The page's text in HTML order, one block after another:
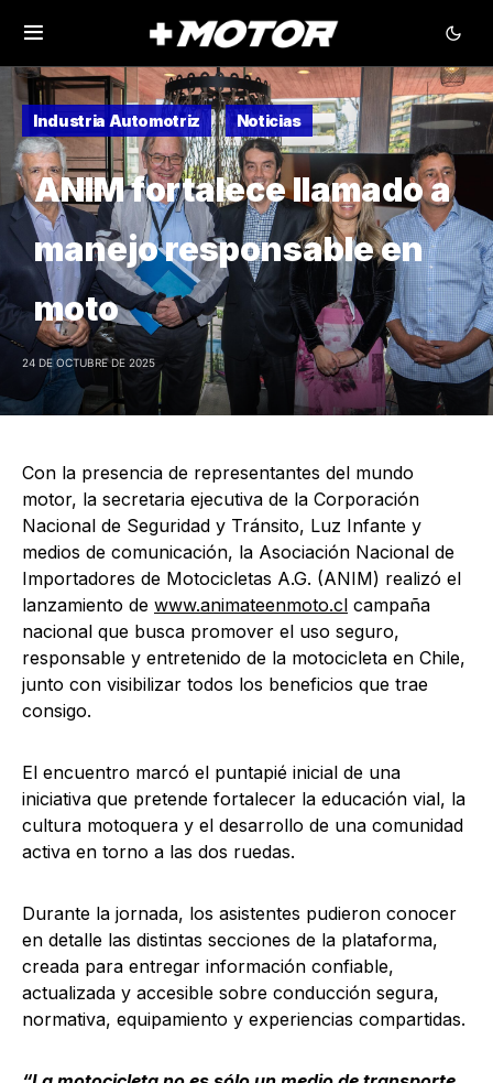
Industria Automotriz Noticias
ANIM fortalece llamado a
manejo responsable en
moto
24 DE OCTUBRE DE 2025
Con la presencia de representantes del mundo
motor, la secretaria ejecutiva de la Corporación
Nacional de Seguridad y Tránsito, Luz Infante y
medios de comunicación, la Asociación Nacional de
Importadores de Motocicletas A.G. (ANIM) realizó el
lanzamiento de www.animateenmoto.cl campaña
nacional que busca promover el uso seguro,
responsable y entretenido de la motocicleta en Chile,
junto con visibilizar todos los beneficios que trae
consigo.
El encuentro marcó el puntapié inicial de una
iniciativa que pretende fortalecer la educación vial, la
cultura motoquera y el desarrollo de una comunidad
activa en torno a las dos ruedas.
Durante la jornada, los asistentes pudieron conocer
en detalle las distintas secciones de la plataforma,
creada para entregar información confiable,
actualizada y accesible sobre conducción segura,
normativa, equipamiento y experiencias compartidas.